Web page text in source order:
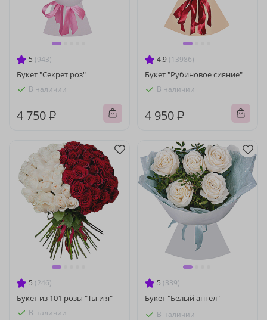
5 (943)
Букет "Секрет роз"
В наличии
4 750 ₽
4.9 (13986)
Букет "Рубиновое сияние"
В наличии
4 950 ₽
5 (246)
Букет из 101 розы "Ты и я"
В наличии
5 (339)
Букет "Белый ангел"
В наличии